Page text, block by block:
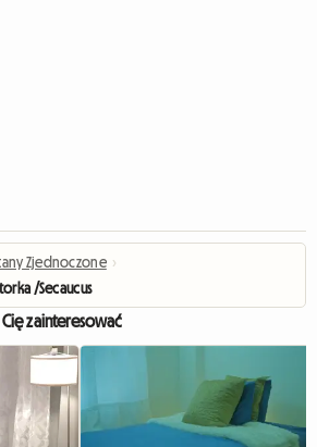
Zjednoczone ›
/Secaucus
zainteresować